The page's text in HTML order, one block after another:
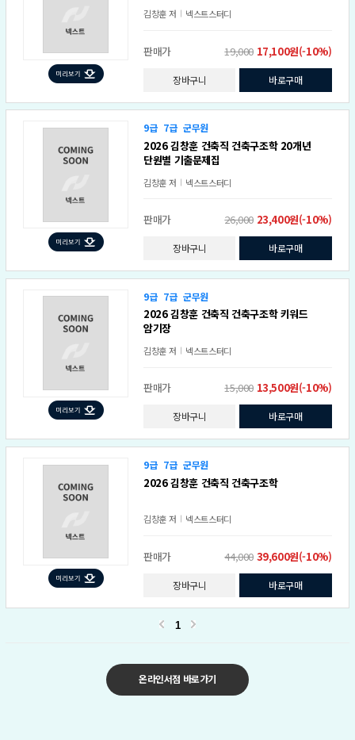
김창훈저 넥스트스터디
판매가 19,00017,100원(-10%)
장바구니 바로구매
9급 7급 군무원
2026 김창훈 건축직 건축구조학 20개년
단원별 기출문제집
김창훈저 넥스트스터디
판매가 26,00023,400원(-10%)
장바구니 바로구매
9급 7급 군무원
2026 김창훈 건축직 건축구조학 키워드
암기장
김창훈저 넥스트스터디
판매가 15,00013,500원(-10%)
장바구니 바로구매
9급 7급 군무원
2026 김창훈 건축직 건축구조학
김창훈저 넥스트스터디
판매가 44,00039,600원(-10%)
장바구니 바로구매
1
온라인서점 바로가기